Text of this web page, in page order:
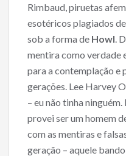
Rimbaud, piruetas
esotéricos plagiados
sob a forma de Howl .
mentira como verdade
para a contemplação e
gerações. Lee Harvey
– eu não tinha ninguém.
provei ser um homem
com as mentiras e
geração – aquele